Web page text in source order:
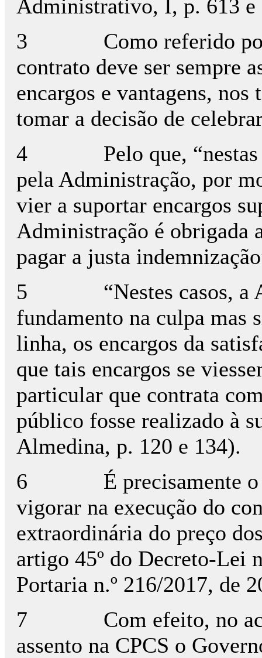
Administrativo, I, p. 613 e
3 Como referido por
contrato deve ser sempre
encargos e vantagens, nos
tomar a decisão de
4 Pelo que, “nestas
pela Administração, por
vier a suportar encargos
Administração é obrigada
pagar a justa
5 “Nestes casos, a
fundamento na culpa mas
linha, os encargos da
que tais encargos se
particular que contrata
público fosse realizado à
Almedina, p. 120 e 134).
6 É precisamente o
vigorar na execução do
extraordinária do preço
artigo 45º do Decreto-Lei
Portaria n.º 216/2017, de
7 Com efeito, no
assento na CPCS o